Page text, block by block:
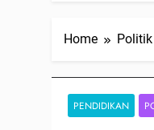
Home Politik
PENDIDIKAN